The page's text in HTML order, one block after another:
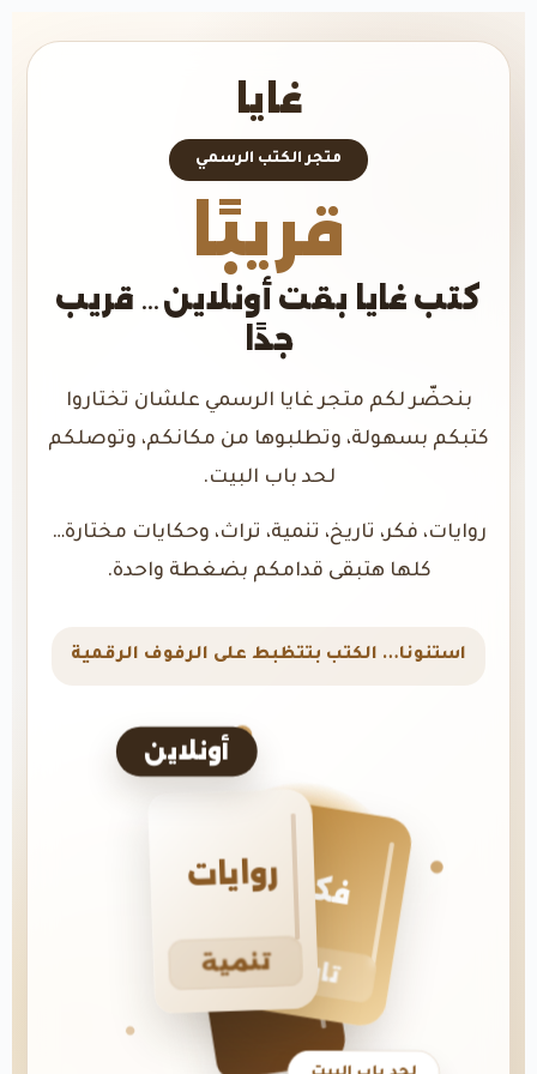
غايا
متجر الكتب الرسمي
قريبًا
كتب غايا بقت أونلاين… قريب
جدًا
بنحضّر لكم متجر غايا الرسمي علشان تختاروا
كتبكم بسهولة، وتطلبوها من مكانكم، وتوصلكم
لحد باب البيت.
روايات، فكر، تاريخ، تنمية، تراث، وحكايات مختارة…
كلها هتبقى قدامكم بضغطة واحدة.
استنونا… الكتب بتتظبط على الرفوف الرقمية
أونلاين
فكر
تاريخ
روايات
تنمية